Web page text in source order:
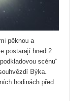
pěknou a
postarají hned 2
scénu“
Býka.
hodinách před